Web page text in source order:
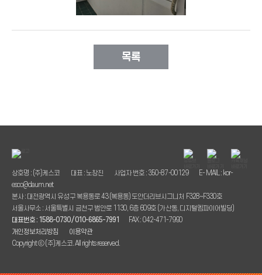
목록
상호명 : (주)케스코 대표 : 노창진 사업자 번호 : 350-87-00129
E- MAIL : kor-
esco@daum.net
본사 : 대전광역시 유성구 복용동로 43 (복용동) 도안더리브시그니처 F328~F330호
서울사무소 : 서울특별시 금천구 범안로 1130, 6층 609호 (가산동, 디지털엠파이어빌딩)
대표번호 : 1588-0730 / 010-6865-7991
FAX : 042-471-7990
개인정보처리방침
이용약관
Copyright ⓒ (주)케스코. All rights reserved.